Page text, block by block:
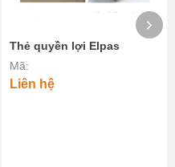
Thẻ quyền lợi Elpas
Mã:
Liên hệ